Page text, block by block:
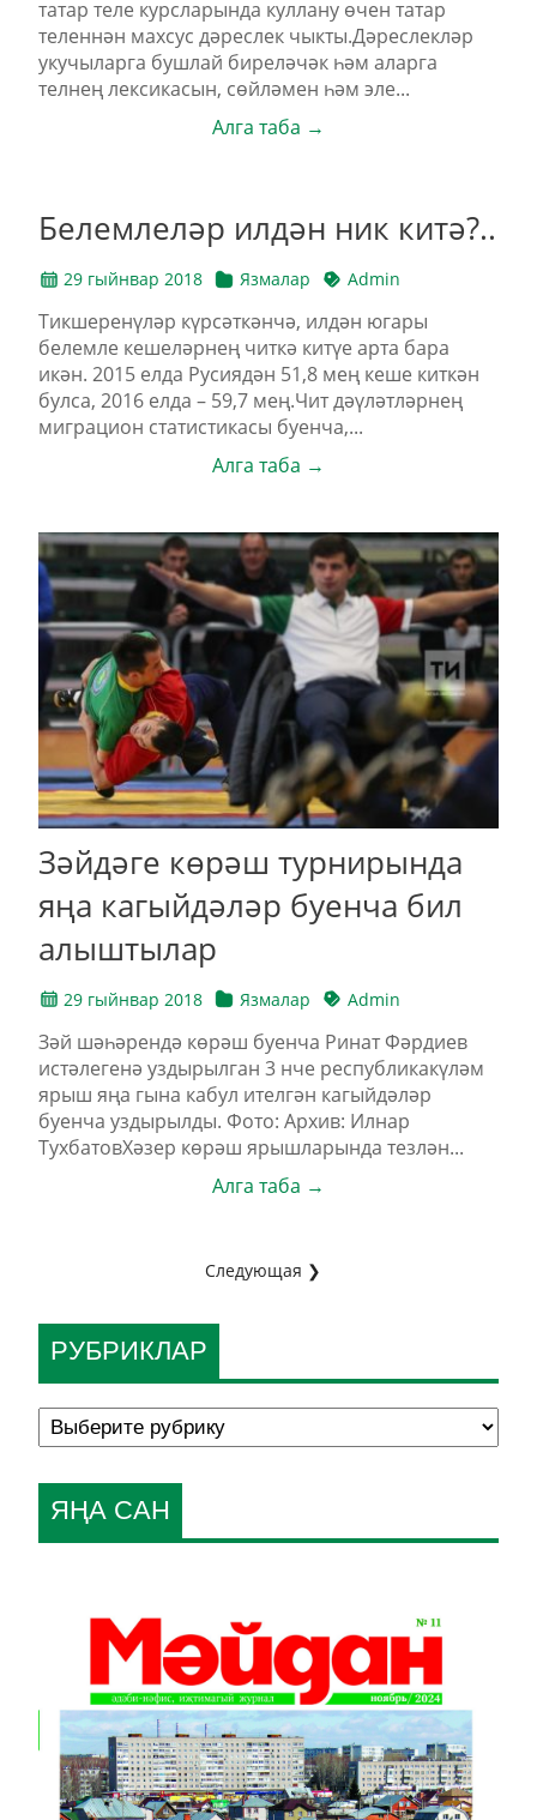
татар теле курсларында куллану өчен татар
теленнән махсус дәреслек чыкты.Дәреслекләр
укучыларга бушлай биреләчәк һәм аларга
телнең лексикасын, сөйләмен һәм эле...
Алга таба →
Белемлеләр илдән ник китә?..
29 гыйнвар 2018 Язмалар Admin
Тикшеренүләр күрсәткәнчә, илдән югары
белемле кешеләрнең читкә китүе арта бара
икән. 2015 елда Русиядән 51,8 мең кеше киткән
булса, 2016 елда – 59,7 мең.Чит дәүләтләрнең
миграцион статистикасы буенча,...
Алга таба →
Зәйдәге көрәш турнирында
яңа кагыйдәләр буенча бил
алыштылар
29 гыйнвар 2018 Язмалар Admin
Зәй шәһәрендә көрәш буенча Ринат Фәрдиев
истәлегенә уздырылган 3 нче республикакүләм
ярыш яңа гына кабул ителгән кагыйдәләр
буенча уздырылды. Фото: Архив: Илнар
ТухбатовХәзер көрәш ярышларында тезлән...
Алга таба →
Следующая ❯
РУБРИКЛАР
ЯҢА САН